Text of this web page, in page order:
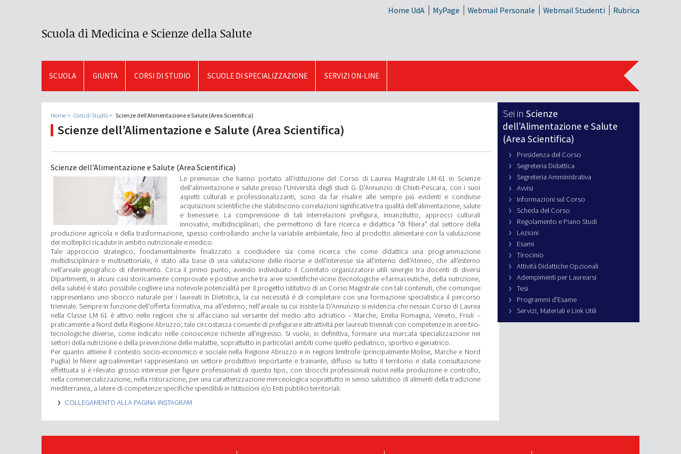
Scuola di Medicina e Scienze della Salute
Home UdA MyPage Webmail Personale Webmail Studenti Rubrica
SCUOLA GIUNTA CORSI DI STUDIO SCUOLE DI SPECIALIZZAZIONE SERVIZI ON-LINE
Home Corsi di Studio Scienze dell’Alimentazione e Salute (Area Scientifica)
Scienze dell’Alimentazione e Salute (Area Scientifica)
Scienze dell’Alimentazione e Salute (Area Scientifica)
Le premesse che hanno portato all'istituzione del Corso di Laurea Magistrale LM-61 in Scienze
dell'alimentazione e salute presso l'Università degli studi G. D'Annunzio di Chieti-Pescara, con i suoi
aspetti culturali e professionalizzanti, sono da far risalire alle sempre più evidenti e condivise
acquisizioni scientifiche che stabiliscono correlazioni significative tra qualità dell'alimentazione, salute
e benessere. La comprensione di tali interrelazioni prefigura, innanzitutto, approcci culturali
innovativi, multidisciplinari, che permettono di fare ricerca e didattica "di filiera" dal settore della
produzione agricola e della trasformazione, spesso controllando anche la variabile ambientale, fino al prodotto alimentare con la valutazione
dei molteplici ricadute in ambito nutrizionale e medico.
Tale approccio strategico, fondamentalmente finalizzato a condividere sia come ricerca che come didattica una programmazione
multidisciplinare e multisettoriale, è stato alla base di una valutazione delle risorse e dell'interesse sia all'interno dell'Ateneo, che all'esterno
nell'areale geografico di riferimento. Circa il primo punto, avendo individuato il Comitato organizzatore utili sinergie tra docenti di diversi
Dipartimenti, in alcuni casi storicamente comprovate e positive anche tra aree scientifiche vicine (tecnologiche e farmaceutiche, della nutrizione,
della salute) è stato possibile cogliere una notevole potenzialità per il progetto istitutivo di un Corso Magistrale con tali contenuti, che comunque
rappresentano uno sbocco naturale per i laureati in Dietistica, la cui necessità è di completare con una formazione specialistica il percorso
triennale. Sempre in funzione dell'offerta formativa, ma all'esterno, nell'areale su cui insiste la D'Annunzio si evidenzia che nessun Corso di Laurea
nella Classe LM 61 è attivo nelle regioni che si affacciano sul versante del medio alto adriatico – Marche, Emilia Romagna, Veneto, Friuli –
praticamente a Nord della Regione Abruzzo; tale circostanza consente di prefigurare attrattività per laureati triennali con competenze in aree bio-
tecnologiche diverse, come indicato nelle conoscenze richieste all'ingresso. Si vuole, in definitiva, formare una marcata specializzazione nei
settori della nutrizione e della prevenzione delle malattie, soprattutto in particolari ambiti come quello pediatrico, sportivo e geriatrico.
Per quanto attiene il contesto socio-economico e sociale nella Regione Abruzzo e in regioni limitrofe (principalmente Molise, Marche e Nord
Puglia) le filiere agroalimentari rappresentano un settore produttivo importante e trainante, diffuso su tutto il territorio e dalla consultazione
effettuata si è rilevato grosso interesse per figure professionali di questo tipo, con sbocchi professionali nuovi nella produzione e controllo,
nella commercializzazione, nella ristorazione, per una caratterizzazione merceologica soprattutto in senso salutistico di alimenti della tradizione
mediterranea, a latere di competenze specifiche spendibili in Istituzioni e/o Enti pubblici territoriali.
COLLEGAMENTO ALLA PAGINA INSTAGRAM
Scienze
dell’Alimentazione e Salute
(Area Scientifica)
Presidenza del Corso
Segreteria Didattica
Segreteria Amministrativa
Avvisi
Informazioni sul Corso
Scheda del Corso
Regolamento e Piano Studi
Lezioni
Esami
Tirocinio
Attività Didattiche Opzionali
Adempimenti per Laurearsi
Tesi
Programmi d'Esame
Servizi, Materiali e Link Utili